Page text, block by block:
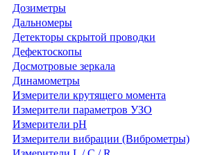
Дозиметры
Дальномеры
Детекторы скрытой проводки
Дефектоскопы
Досмотровые зеркала
Динамометры
Измерители крутящего момента
Измерители параметров УЗО
Измерители pH
Измерители вибрации (Виброметры)